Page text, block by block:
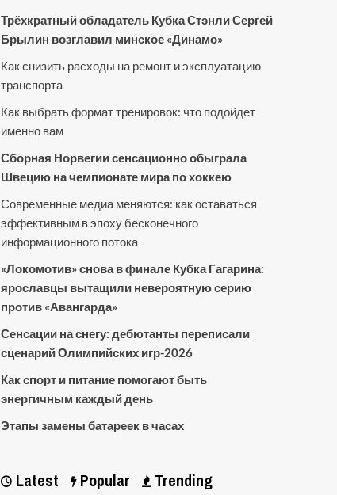
Трёхкратный обладатель Кубка Стэнли Сергей
Брылин возглавил минское «Динамо»
Как снизить расходы на ремонт и эксплуатацию
транспорта
Как выбрать формат тренировок: что подойдет
именно вам
Сборная Норвегии сенсационно обыграла
Швецию на чемпионате мира по хоккею
Современные медиа меняются: как оставаться
эффективным в эпоху бесконечного
информационного потока
«Локомотив» снова в финале Кубка Гагарина:
ярославцы вытащили невероятную серию
против «Авангарда»
Сенсации на снегу: дебютанты переписали
сценарий Олимпийских игр-2026
Как спорт и питание помогают быть
энергичным каждый день
Этапы замены батареек в часах
Latest Popular Trending